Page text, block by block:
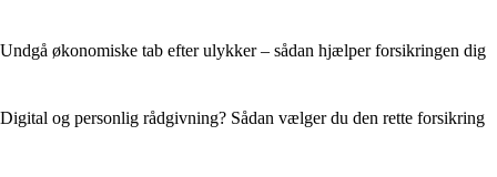
Undgå økonomiske tab efter ulykker – sådan hjælper forsikringen dig
Digital og personlig rådgivning? Sådan vælger du den rette forsikring